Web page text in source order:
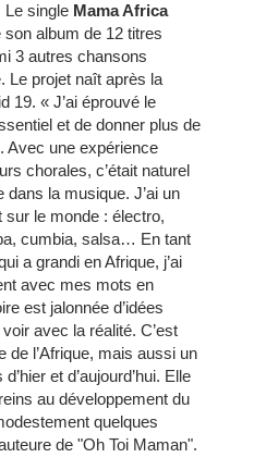
Le single Mama Africa
album de 12 titres
3 autres chansons
Le projet naît après la
19. « J’ai éprouvé le
et de donner plus de
Avec une expérience
chorales, c’était naturel
la musique. J’ai un
le monde : électro,
cumbia, salsa… En tant
a grandi en Afrique, j’ai
avec mes mots en
est jalonnée d’idées
avec la réalité. C’est
de l’Afrique, mais aussi un
et d’aujourd’hui. Elle
au développement du
quelques
de "Oh Toi Maman".